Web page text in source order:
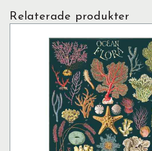
Relaterade produkter